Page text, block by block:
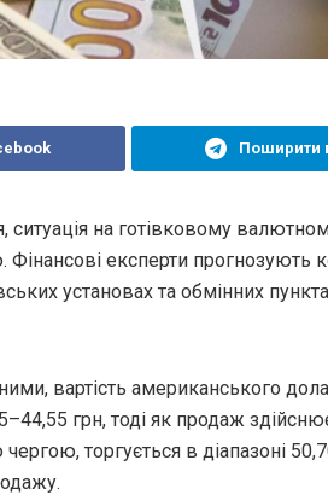
Поширити
ситуація на готівковому
експерти прогнозують
установах та обмінних
вартість американського
грн, тоді як продаж
торгується в діапазоні